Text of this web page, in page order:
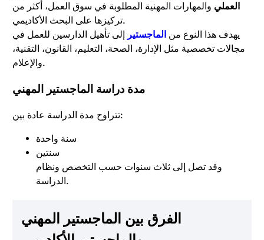
العملي والمهارات المهنية المطلوبة في سوق العمل، أكثر من
تركيزها على البحث الأكاديمي.
يهدف هذا النوع من الماجستير إلى تأهيل الدارسين للعمل في
مجالات تخصصية مثل الإدارة، الصحة، التعليم، القانون، التقنية،
والإعلام.
مدة دراسة الماجستير المهني
تتراوح مدة الدراسة عادة بين:
سنة واحدة
سنتين
وقد تصل إلى ثلاث سنوات حسب التخصص ونظام
الدراسة.
الفرق بين الماجستير المهني